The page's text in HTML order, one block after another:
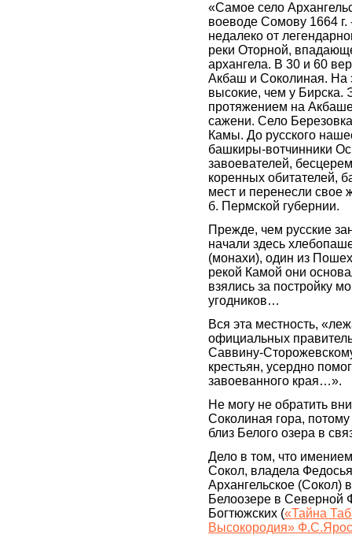
«Самое село
воеводе Сомову 1664
недалеко от
реки Оторной,
архангела. В 30 и 60
Акбаш и Соколиная. На
высокие, чем у
протяжением на
сажени. Село
Камы. До русского
башкиры-вотчинники
завоевателей,
коренных обитателей,
мест и перенесли свое
б. Пермской губернии.
Прежде, чем русские
начали здесь
(монахи), один из
рекой Камой они
взялись за постройку
угодников…
Вся эта местность,
официальных
Саввину-
крестьян, усердно
завоеванного края…».
Не могу не обратить
Соколиная гора,
близ Белого озера в
Дело в том, что
Сокол, владела
Архангельское (Сокол)
Белоозере в Северной
Богтюжских («Тайна
Высокородия»